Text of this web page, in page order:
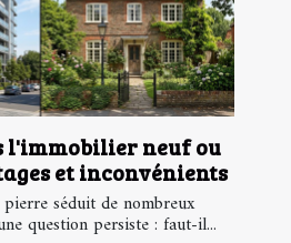
l'immobilier neuf ou
et inconvénients
séduit de nombreux
question persiste : faut-il...